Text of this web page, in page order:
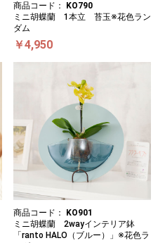
商品コード：
KO790
ミニ胡蝶蘭 1本立 苔玉※花色ラン
ダム
￥4,950
商品コード：
KO901
ミニ胡蝶蘭 2wayインテリア鉢
「ranto HALO（ブルー）」※花色ラ